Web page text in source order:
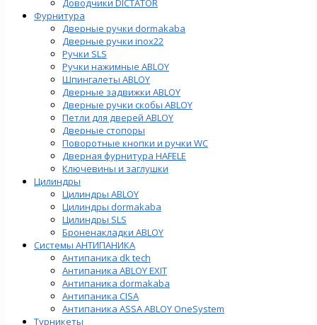
Фурнитура
Дверные ручки dormakaba
Дверные ручки inox22
Ручки SLS
Ручки нажимные ABLOY
Шпингалеты ABLOY
Дверные задвижки ABLOY
Дверные ручки скобы ABLOY
Петли для дверей ABLOY
Дверные стопоры
Поворотные кнопки и ручки WC
Дверная фурнитура HAFELE
Ключевины и заглушки
Цилиндры
Цилиндры ABLOY
Цилиндры dormakaba
Цилиндры SLS
Броненакладки ABLOY
Системы АНТИПАНИКА
Антипаника dk tech
Антипаника ABLOY EXIT
Антипаника dormakaba
Антипаника СISA
Антипаника ASSA ABLOY OneSystem
Турникеты